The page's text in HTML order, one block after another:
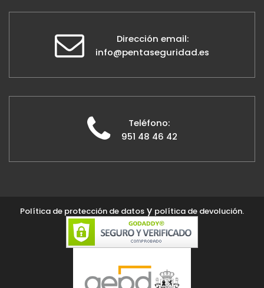
Dirección email:
info@pentaseguridad.es
Teléfono:
951 48 46 42
Política de protección de datos y política de devolución.